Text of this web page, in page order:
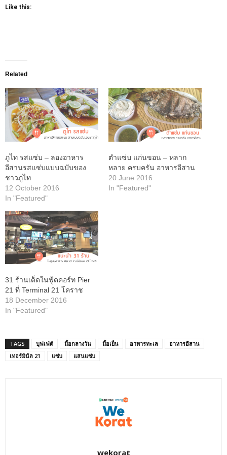
Like this:
Related
ภูไท รสแซ่บ – ลองอาหาร
อีสานรสแซ่บแบบฉบับของ
ชาวภูไท
12 October 2016
In "Featured"
ตำแซ่บ แก่นขอน – หลาก
หลาย ครบครัน อาหารอีสาน
20 June 2016
In "Featured"
31 ร้านเด็ดในฟู้ดคอร์ท Pier
21 ที่ Terminal 21 โคราช
18 December 2016
In "Featured"
TAGS บุฟเฟ่ต์ มื้อกลางวัน มื้อเย็น อาหารทะเล
อาหารอีสาน
เทอร์มินัล 21
แซ่บ แสนแซ่บ
wekorat